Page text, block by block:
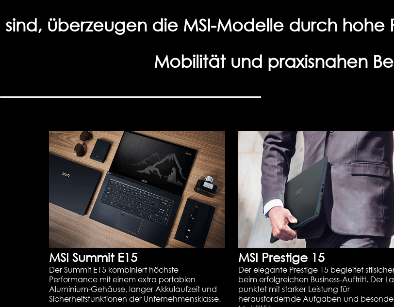
sind, überzeugen die MSI-Modelle durch
Mobilität und praxisnahen
MSI Summit E15
Der Summit E15 kombiniert höchste
Performance mit einem extra portablen
Aluminium-Gehäuse, langer Akkulaufzeit und
Sicherheitsfunktionen der Unternehmensklasse.
MSI Prestige 15
Der elegante Prestige 15 begleitet
beim erfolgreichen Business-Auftritt. Der
punktet mit starker Leistung für
herausfordernde Aufgaben und